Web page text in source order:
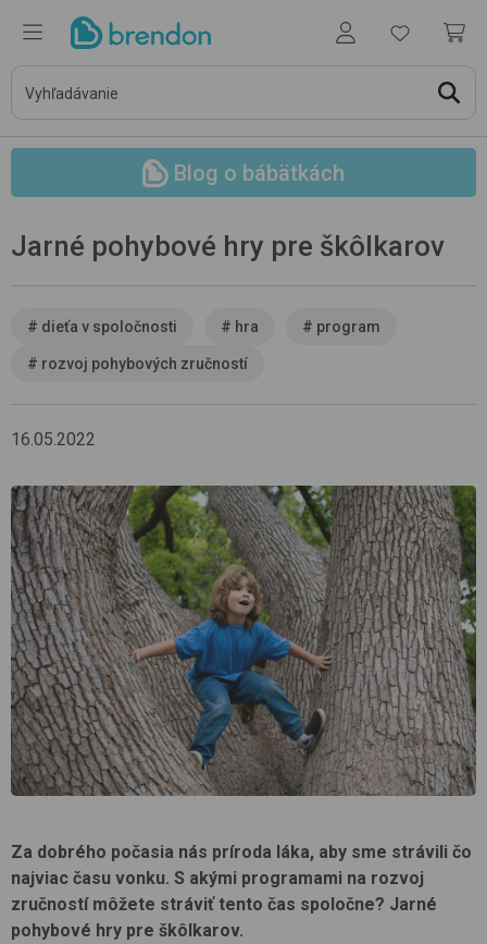
Blog o bábätkách
Jarné pohybové hry pre škôlkarov
# dieťa v spoločnosti # hra # program
# rozvoj pohybových zručností
16.05.2022
Za dobrého počasia nás príroda láka, aby sme strávili čo
najviac času vonku. S akými programami na rozvoj
zručností môžete stráviť tento čas spoločne? Jarné
pohybové hry pre škôlkarov.